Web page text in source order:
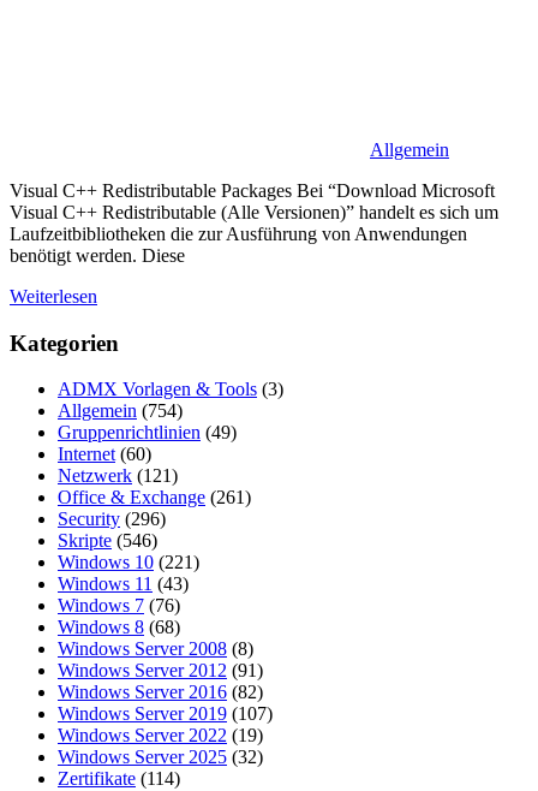
Allgemein
Visual C++ Redistributable Packages Bei “Download Microsoft
Visual C++ Redistributable (Alle Versionen)” handelt es sich um
Laufzeitbibliotheken die zur Ausführung von Anwendungen
benötigt werden. Diese
Weiterlesen
Kategorien
ADMX Vorlagen & Tools (3)
Allgemein (754)
Gruppenrichtlinien (49)
Internet(60)
Netzwerk (121)
Office & Exchange (261)
Security (296)
Skripte (546)
Windows 10 (221)
Windows 11 (43)
Windows 7 (76)
Windows 8 (68)
Windows Server 2008 (8)
Windows Server 2012 (91)
Windows Server 2016 (82)
Windows Server 2019 (107)
Windows Server 2022 (19)
Windows Server 2025 (32)
Zertifikate (114)